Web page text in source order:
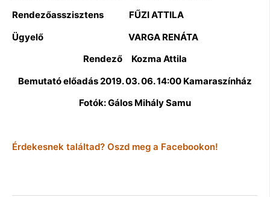
Rendezőasszisztens FŰZI ATTILA
Ügyelő VARGA RENÁTA
Rendező Kozma Attila
Bemutató előadás 2019. 03. 06. 14:00 Kamaraszínház
Fotók: Gálos Mihály Samu
Érdekesnek találtad? Oszd meg a Facebookon!